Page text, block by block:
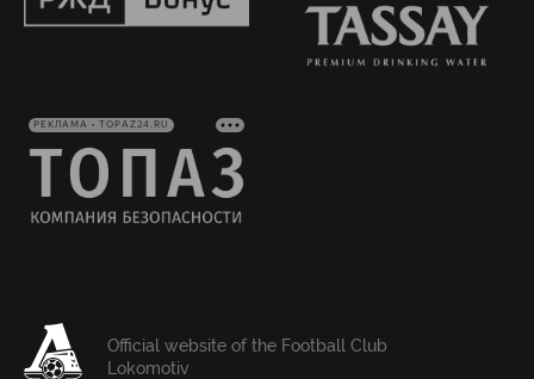
РЕКЛАМА • TOPAZ24.RU
Official website of the Football Club
Lokomotiv